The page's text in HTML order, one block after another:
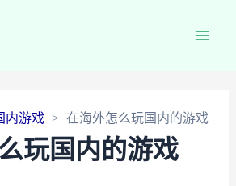
内游戏 在海外怎么玩国内的游戏
玩国内的游戏